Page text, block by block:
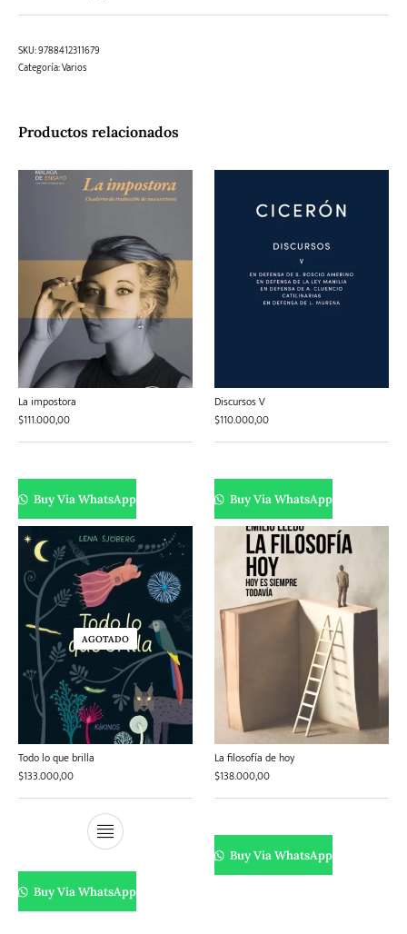
SKU:9788412311679
Categoría:Varios
Productos relacionados
La impostora
$111.000,00
Buy Via WhatsApp
Discursos V
$110.000,00
Buy Via WhatsApp
AGOTADO
Todo lo que brilla
$133.000,00
Buy Via WhatsApp
La filosofía de hoy
$138.000,00
Buy Via WhatsApp